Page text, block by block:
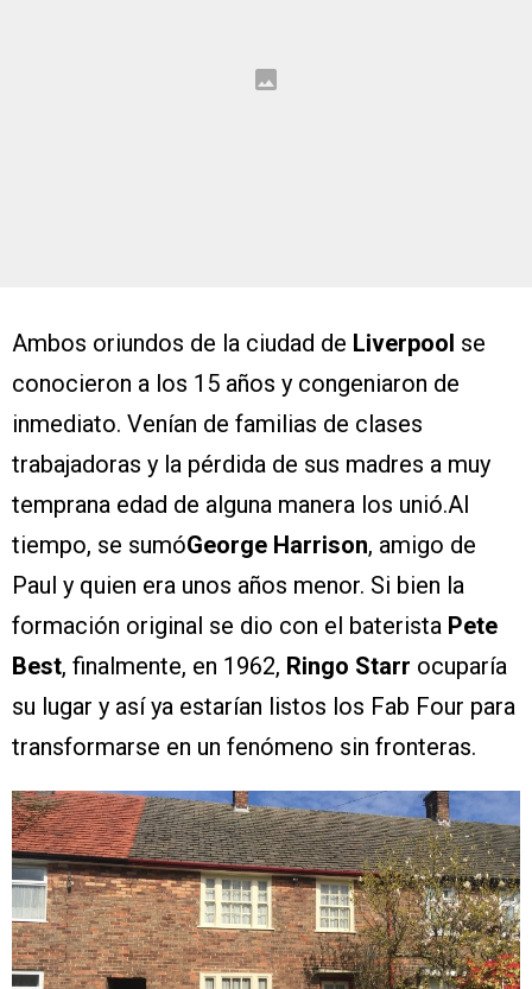
Ambos oriundos de la ciudad de Liverpool se
conocieron a los 15 años y congeniaron de
inmediato. Venían de familias de clases
trabajadoras y la pérdida de sus madres a muy
temprana edad de alguna manera los unió.Al
tiempo, se sumóGeorge Harrison, amigo de
Paul y quien era unos años menor. Si bien la
formación original se dio con el baterista Pete
Best, finalmente, en 1962, Ringo Starr ocuparía
su lugar y así ya estarían listos los Fab Four para
transformarse en un fenómeno sin fronteras.